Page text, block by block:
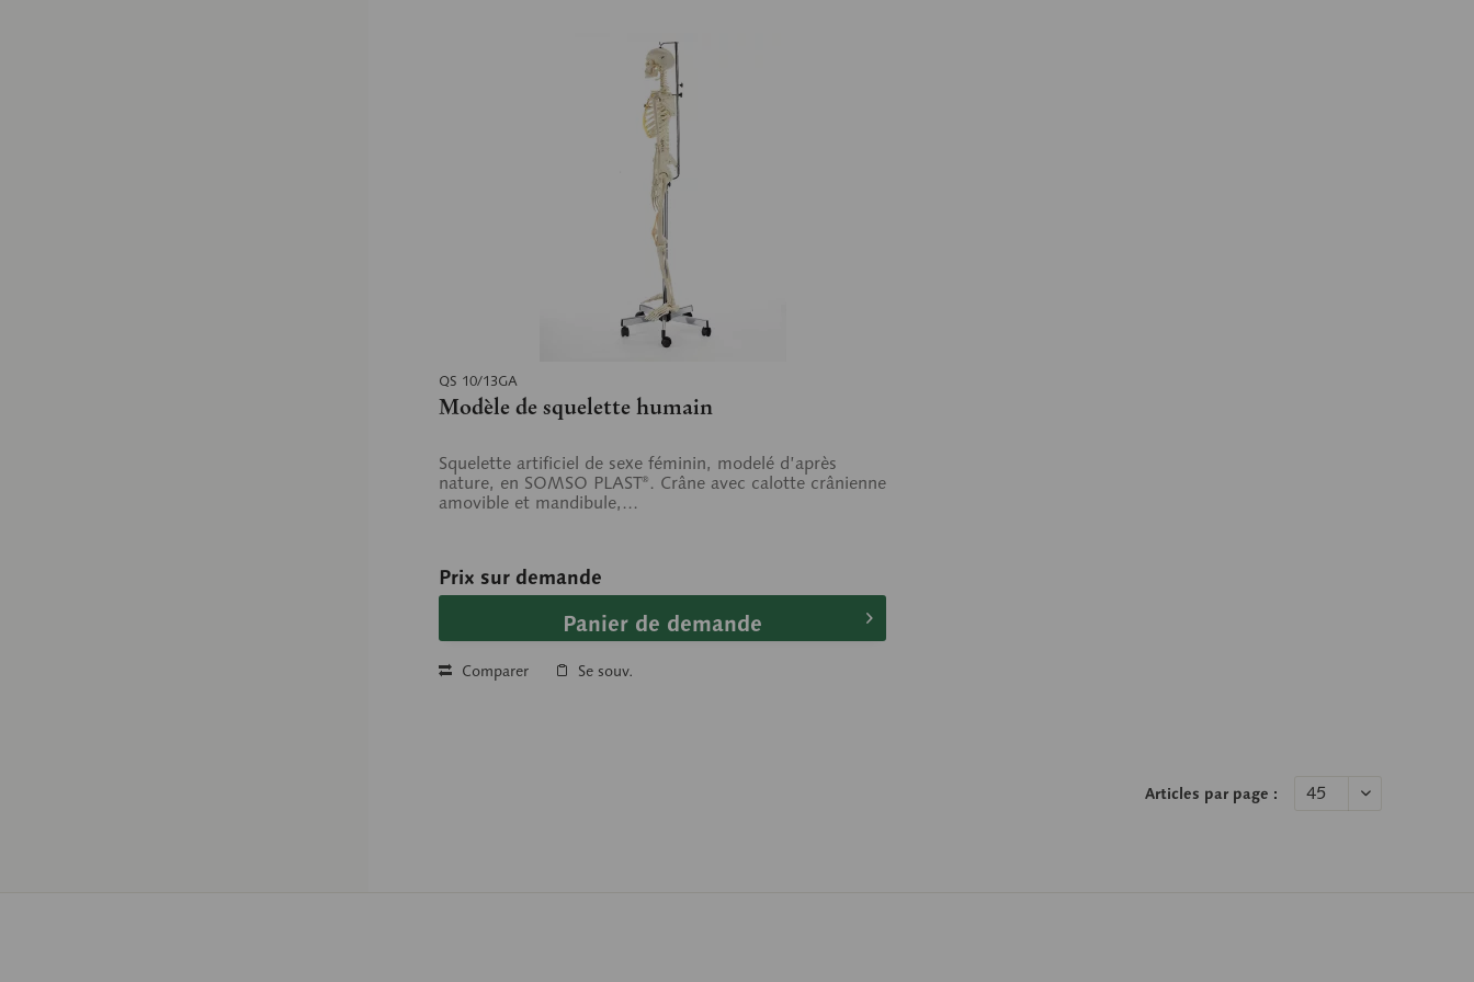
QS 10/13GA
Modèle de squelette humain
Squelette artificiel de sexe féminin, modelé d’après
nature, en SOMSO PLAST®. Crâne avec calotte crânienne
amovible et mandibule,...
Prix sur demande
Panier de demande
Comparer Se souv.
Articles par page :